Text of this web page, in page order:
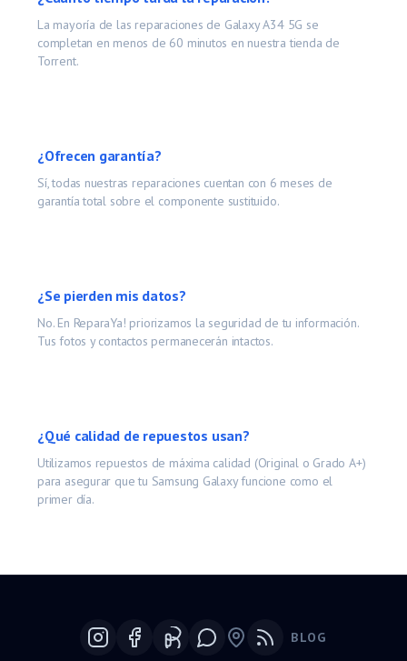
La mayoría de las reparaciones de Galaxy A34 5G se
completan en menos de 60 minutos en nuestra tienda de
Torrent.
¿Ofrecen garantía?
Sí, todas nuestras reparaciones cuentan con 6 meses de
garantía total sobre el componente sustituido.
¿Se pierden mis datos?
No. En ReparaYa! priorizamos la seguridad de tu información.
Tus fotos y contactos permanecerán intactos.
¿Qué calidad de repuestos usan?
Utilizamos repuestos de máxima calidad (Original o Grado A+)
para asegurar que tu Samsung Galaxyfuncione como el
primer día.
BLOG